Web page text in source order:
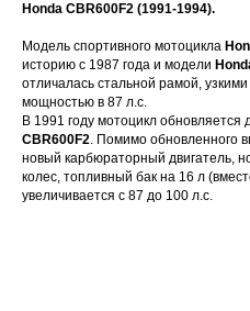
Honda CBR600F2 (1991-1994).
Модель спортивного мотоцикла
историю с 1987 года и модели
отличалась стальной рамой,
мощностью в 87 л.с.
В 1991 году мотоцикл
CBR600F2. Помимо обновленного
новый карбюраторный двигатель,
колес, топливный бак на 16 л
увеличивается с 87 до 100 л.с.